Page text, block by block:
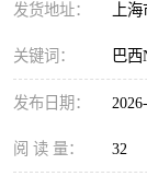
发货地址： 上
关键词： 巴
发布日期：
阅 读 量： 32